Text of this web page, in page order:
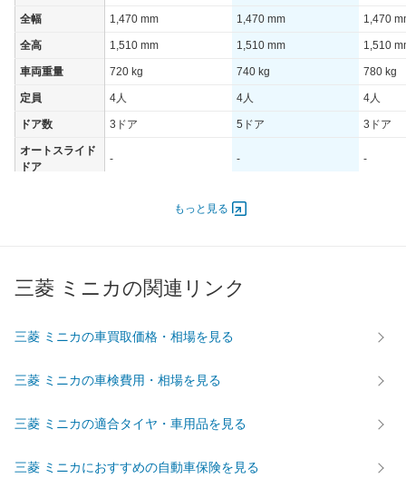
全幅 1,470 mm 1,470 mm 1,470
全高 1,510 mm 1,510 mm 1,510
車両重量 720 kg 740 kg 780 kg
定員 4人 4人 4人
ドア数 3ドア 5ドア 3ドア
オートスライド
ドア
- - -
- [-]/ -
タイヤ
後輪サイズ 135/80R13 135/
WLTC/市街地 - -
WLTC/高速道路 - -
もっと見る
三菱 ミニカの関連リンク
三菱 ミニカの車買取価格・相場を見る
三菱 ミニカの車検費用・相場を見る
三菱 ミニカの適合タイヤ・車用品を見る
三菱 ミニカにおすすめの自動車保険を見る